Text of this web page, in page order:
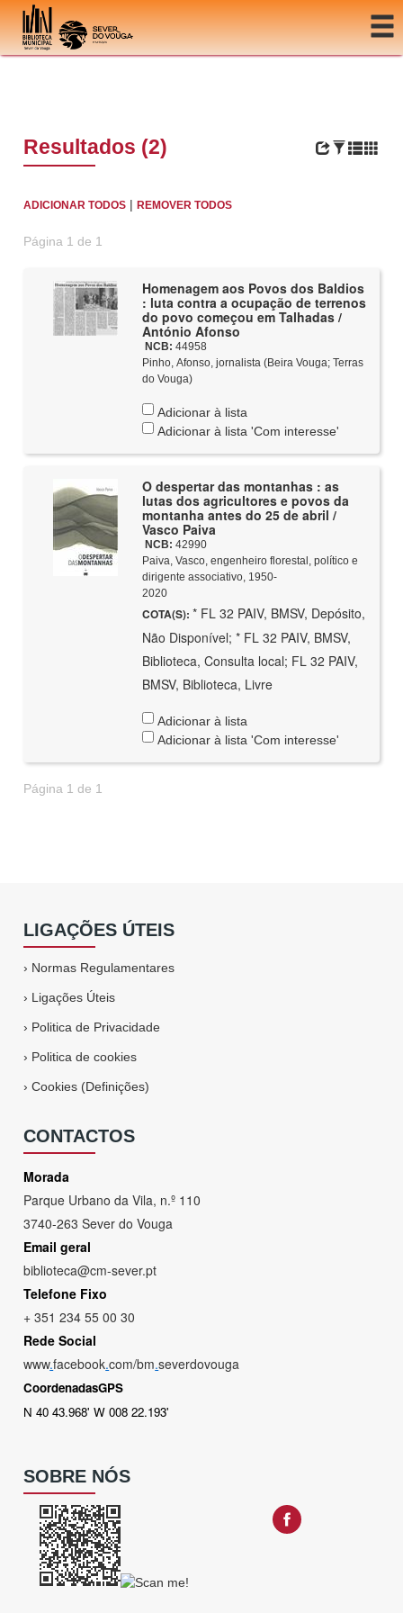
Ir para o conteúdo
Resultados (2)
ADICIONAR TODOS |REMOVER TODOS
Página 1 de 1
Homenagem aos Povos dos Baldios
: luta contra a ocupação de terrenos
do povo começou em Talhadas /
António Afonso
NCB: 44958
Pinho, Afonso, jornalista (Beira Vouga; Terras
do Vouga)
Adicionar à lista
Adicionar à lista 'Com interesse'
O despertar das montanhas : as
lutas dos agricultores e povos da
montanha antes do 25 de abril /
Vasco Paiva
NCB: 42990
Paiva, Vasco, engenheiro florestal, político e
dirigente associativo, 1950-
2020
COTA(S): * FL 32 PAIV, BMSV, Depósito,
Não Disponível; * FL 32 PAIV, BMSV,
Biblioteca, Consulta local; FL 32 PAIV,
BMSV, Biblioteca, Livre
Adicionar à lista
Adicionar à lista 'Com interesse'
Página 1 de 1
LIGAÇÕES ÚTEIS
› Normas Regulamentares
› Ligações Úteis
› Politica de Privacidade
› Politica de cookies
›Cookies (Definições)
CONTACTOS
Morada
Parque Urbano da Vila, n.º 110
3740-263 Sever do Vouga
Email geral
biblioteca@cm-sever.pt
Telefone Fixo
+ 351 234 55 00 30
Rede Social
www.facebook.com/bm.severdovouga
CoordenadasGPS
N 40 43.968' W 008 22.193'
SOBRE NÓS